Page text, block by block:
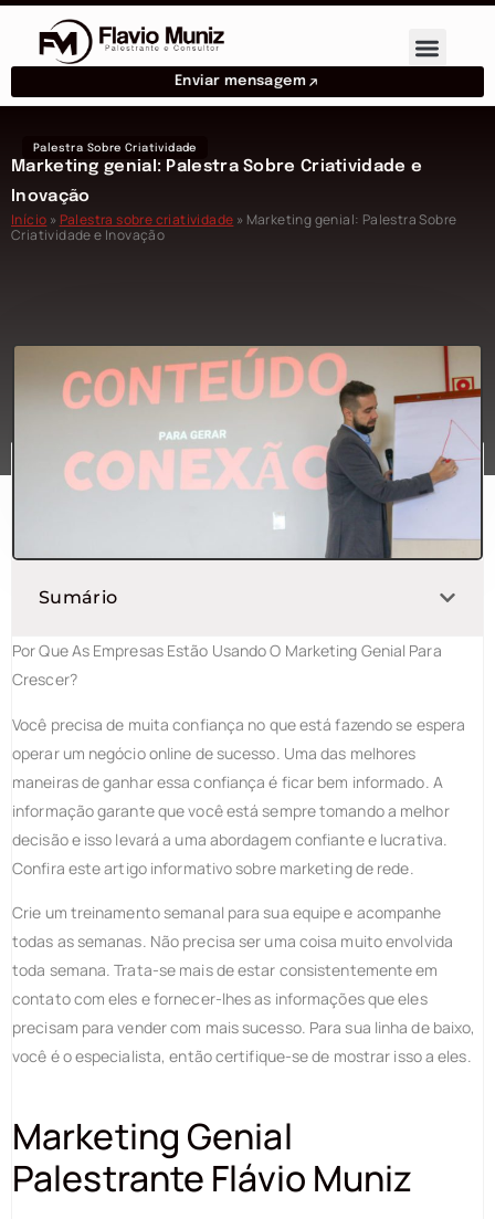
Enviar mensagem
Palestra Sobre Criatividade
Marketing genial: Palestra Sobre Criatividade e
Inovação
Início »Palestra sobre criatividade » Marketing genial: Palestra Sobre
Criatividade e Inovação
Sumário
Por Que As Empresas Estão Usando O Marketing Genial Para
Crescer?
Você precisa de muita confiança no que está fazendo se espera
operar um negócio online de sucesso. Uma das melhores
maneiras de ganhar essa confiança é ficar bem informado. A
informação garante que você está sempre tomando a melhor
decisão e isso levará a uma abordagem confiante e lucrativa.
Confira este artigo informativo sobre marketing de rede.
Crie um treinamento semanal para sua equipe e acompanhe
todas as semanas. Não precisa ser uma coisa muito envolvida
toda semana. Trata-se mais de estar consistentemente em
contato com eles e fornecer-lhes as informações que eles
precisam para vender com mais sucesso. Para sua linha de baixo,
você é o especialista, então certifique-se de mostrar isso a eles.
Marketing Genial
Palestrante Flávio Muniz